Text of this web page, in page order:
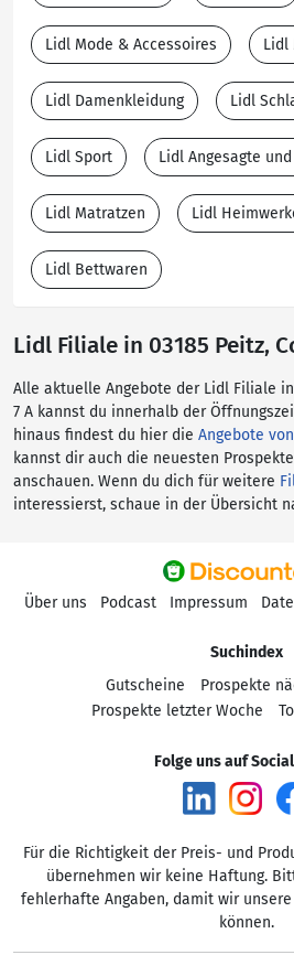
Lidl Mode & Accessoires Lidl
Lidl Damenkleidung Lidl
Lidl Sport Lidl Angesagte
Lidl Matratzen Lidl
Lidl Bettwaren
Lidl Filiale in 03185 Peitz,
Alle aktuelle Angebote der Lidl Filiale
7 A kannst du innerhalb der
hinaus findest du hier die Angebote
kannst dir auch die neuesten
anschauen. Wenn du dich für weitere
interessierst, schaue in der Übersicht
Über uns Podcast Impressum
Suchindex
Gutscheine
Prospekte
Prospekte letzter Woche
Folge uns auf
Für die Richtigkeit der Preis- und
übernehmen wir keine Haftung.
fehlerhafte Angaben, damit wir
können.